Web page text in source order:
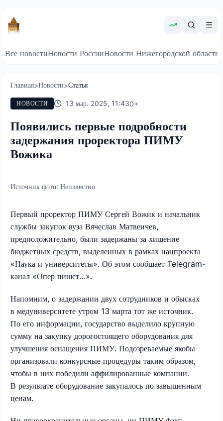
Все новостиНовости РоссииНовости Нижегородской области
Главная>Новости>Статья
НОВОСТИ 13 мар. 2025, 11:430+
Появились первые подробности
задержания проректора ПИМУ
Вожика
Источник фото: Неизвестно
Первый проректор ПИМУ Сергей Вожик и начальник
службы закупок вуза Вячеслав Матвеичев,
предположительно, были задержаны за хищение
бюджетных средств, выделенных в рамках нацпроекта
«Наука и университеты». Об этом сообщает Telegram-
канал «Опер пишет…».
Напомним, о задержании двух сотрудников и обысках
в медуниверситете утром 13 марта тот же источник.
По его информации, государство выделило крупную
сумму на закупку дорогостоящего оборудования для
улучшения оснащения ПИМУ. Подозреваемые якобы
организовали конкурсные процедуры таким образом,
чтобы в них победили аффилированные компании.
В результате оборудование закупалось по завышенным
ценам.